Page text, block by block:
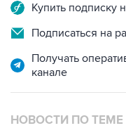
Купить подписку
Подписаться на
Получать
канале
НОВОСТИ ПО ТЕМЕ